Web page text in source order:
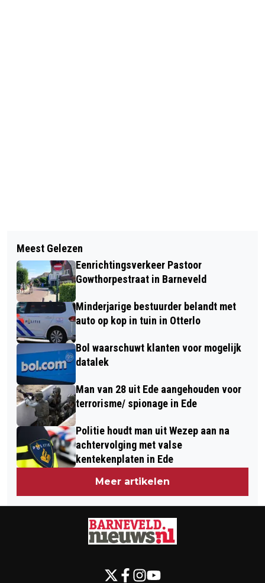
BRAND IN KOLKENZUIGER SNEL
ONDER CONTROLE DANKZIJ SNELLE
ACTIE CHAUFFEUR IN BARNEVELD
DENK MEE OVER ACTIVITEITEN VOOR
VOLWASSENEN BIJ DE BIBLIOTHEEK
Meest Gelezen
Eenrichtingsverkeer Pastoor
Gowthorpestraat in Barneveld
Minderjarige bestuurder belandt met
auto op kop in tuin in Otterlo
Bol waarschuwt klanten voor mogelijk
datalek
Man van 28 uit Ede aangehouden voor
terrorisme/ spionage in Ede
Politie houdt man uit Wezep aan na
achtervolging met valse
kentekenplaten in Ede
Meer artikelen